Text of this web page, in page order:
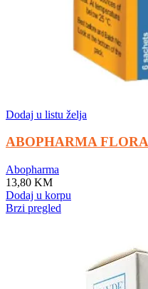
Dodaj u listu želja
ABOPHARMA
Abopharma
13,80 KM
Dodaj u korpu
Brzi pregled